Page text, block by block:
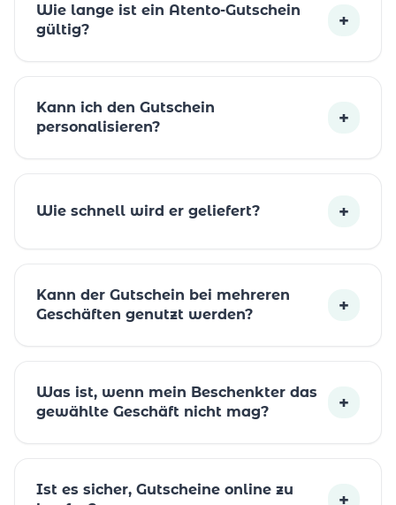
Wie lange ist ein Atento-Gutschein
gültig?
+
Kann ich den Gutschein
personalisieren?
+
Wie schnell wird er geliefert? +
Kann der Gutschein bei mehreren
Geschäften genutzt werden?
+
Was ist, wenn mein Beschenkter das
gewählte Geschäft nicht mag?
+
Ist es sicher, Gutscheine online zu
+